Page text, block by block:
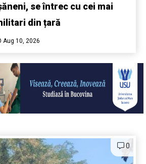
se întrec cu cei mai
din țară
Aug 10, 2026
0